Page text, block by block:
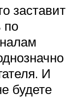
заставит
по
И
будете